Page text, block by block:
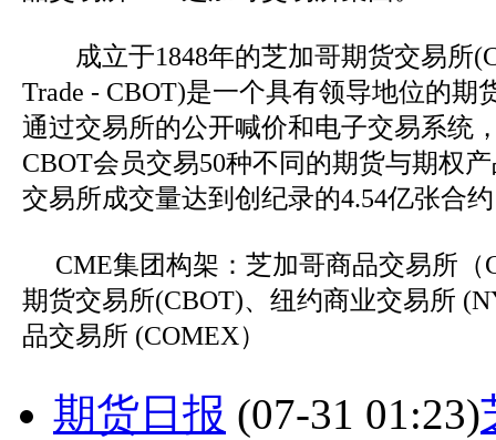
成立于1848年的芝加哥期货交易所
Trade - CBOT)是一个具有领导地位的期
通过交易所的公开喊价和电子交易系统
CBOT会员交易50种不同的期货与期权
交易所成交量达到创纪录的4.54亿张合
CME集团构架：芝加哥商品交易所（
期货交易所(CBOT)、纽约商业交易所
品交易所 (COMEX）
期货日报 (07-31 01:23)